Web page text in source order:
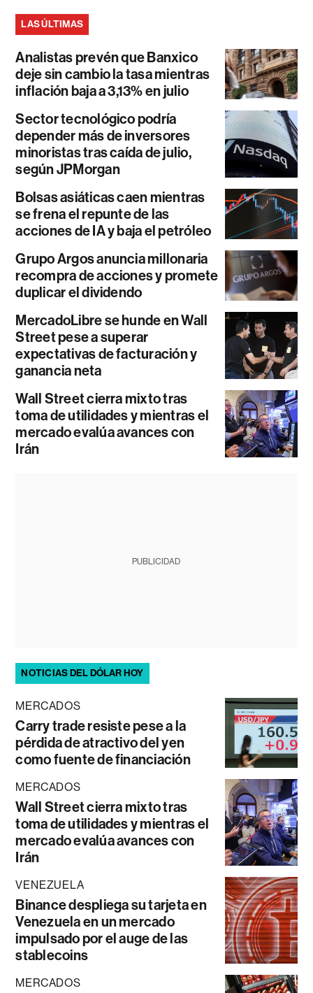
LAS ÚLTIMAS
Analistas prevén que Banxico
deje sin cambio la tasa mientras
inflación baja a 3,13% en julio
Sector tecnológico podría
depender más de inversores
minoristas tras caída de julio,
según JPMorgan
Bolsas asiáticas caen mientras
se frena el repunte de las
acciones de IA y baja el petróleo
Grupo Argos anuncia millonaria
recompra de acciones y promete
duplicar el dividendo
MercadoLibre se hunde en Wall
Street pese a superar
expectativas de facturación y
ganancia neta
Wall Street cierra mixto tras
toma de utilidades y mientras el
mercado evalúa avances con
Irán
PUBLICIDAD
NOTICIAS DEL DÓLAR HOY
MERCADOS
Carry trade resiste pese a la
pérdida de atractivo del yen
como fuente de financiación
MERCADOS
Wall Street cierra mixto tras
toma de utilidades y mientras el
mercado evalúa avances con
Irán
VENEZUELA
Binance despliega su tarjeta en
Venezuela en un mercado
impulsado por el auge de las
stablecoins
MERCADOS